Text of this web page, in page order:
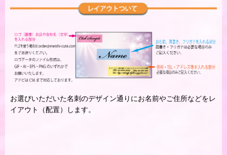
お選びいただいた名刺のデザイン通りにお名前やご住所などをレ
イアウト（配置）します。